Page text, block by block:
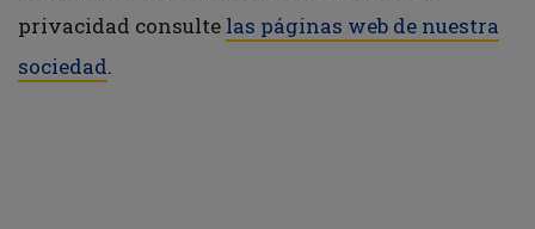
privacidad consulte las páginas web de nuestra
sociedad.